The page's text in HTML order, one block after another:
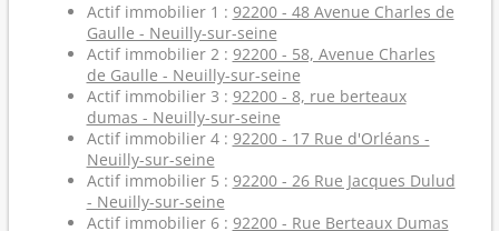
Actif immobilier 1 : 92200 - 48 Avenue Charles de
Gaulle - Neuilly-sur-seine
Actif immobilier 2 : 92200 - 58, Avenue Charles
de Gaulle - Neuilly-sur-seine
Actif immobilier 3 : 92200 - 8, rue berteaux
dumas - Neuilly-sur-seine
Actif immobilier 4 : 92200 - 17 Rue d'Orléans -
Neuilly-sur-seine
Actif immobilier 5 : 92200 - 26 Rue Jacques Dulud
- Neuilly-sur-seine
Actif immobilier 6 : 92200 - Rue Berteaux Dumas